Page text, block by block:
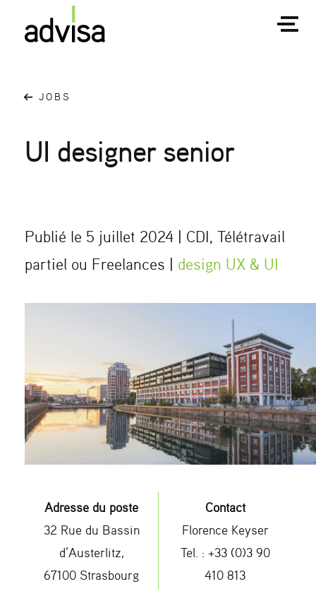
JOBS
UI designer senior
Publié le 5 juillet 2024 | CDI, Télétravail
partiel ou Freelances | design UX & UI
Adresse du poste
32 Rue du Bassin
d’Austerlitz,
67100 Strasbourg
Contact
Florence Keyser
Tel. : +33 (0)3 90
410 813